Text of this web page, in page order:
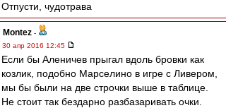
Отпусти, чудотрава
Montez -
30 апр 2016 12:45
Если бы Аленичев прыгал вдоль бровки как
козлик, подобно Марселино в игре с Ливером,
мы бы были на две строчки выше в таблице.
Не стоит так бездарно разбазаривать очки.